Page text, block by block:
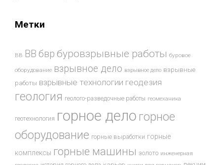
Метки
ВВ ВВ бвр буровзрывные работы буровое
оборудование взрывное дело взрывное дело взрывные
работы взрывные технологии геодезия
геология геолого-разведочные работы геомеханика
геотехнология горное дело горное
оборудование горные выработки горные
комплексы горные машины золото инженерная